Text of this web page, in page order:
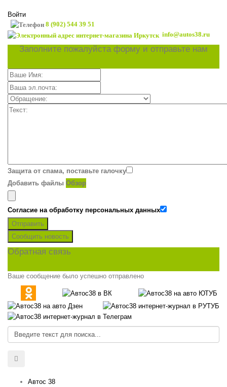
Войти
8 (902) 544 39 51
info@autos38.ru
Заполните пожалуйста форму и отправьте нам
Защита от спама, поставьте галочку
Добавить файлы Обзор
Согласие на обработку персональных данных
Отправить
Сообщить новость
Обратная связь
Ваше сообщение было успешно отправлено
Автос 38